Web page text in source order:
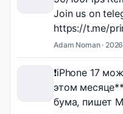
Join us on
https://t.me/
Adam Noman ·
❗️iPhone 17
этом
бума, пишет